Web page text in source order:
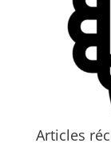
Articles